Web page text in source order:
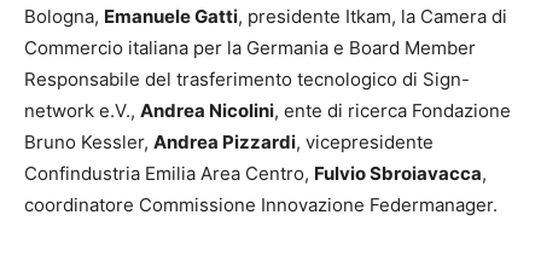
Bologna, Emanuele Gatti, presidente Itkam, la Camera di
Commercio italiana per la Germania e Board Member
Responsabile del trasferimento tecnologico di Sign-
network e.V., Andrea Nicolini, ente di ricerca Fondazione
Bruno Kessler, Andrea Pizzardi, vicepresidente
Confindustria Emilia Area Centro, Fulvio Sbroiavacca,
coordinatore Commissione Innovazione Federmanager.